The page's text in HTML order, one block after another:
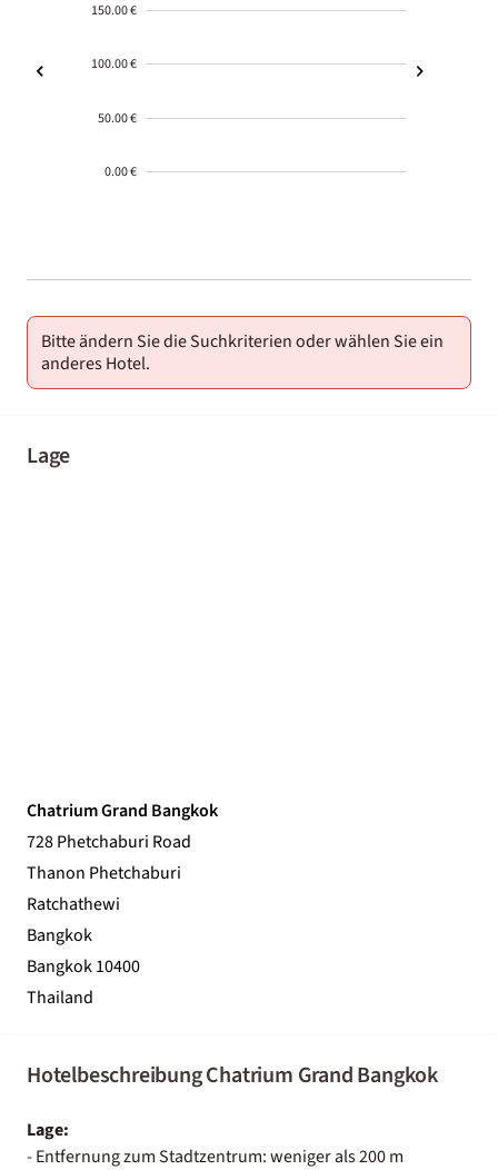
150.00 €
100.00 €
50.00 €
0.00 €
01-02
Bitte ändern Sie die Suchkriterien oder wählen Sie ein
anderes Hotel.
Lage
Chatrium Grand Bangkok
728 Phetchaburi Road
Thanon Phetchaburi
Ratchathewi
Bangkok
Bangkok 10400
Thailand
Hotelbeschreibung Chatrium Grand Bangkok
Lage:
- Entfernung zum Stadtzentrum: weniger als 200 m